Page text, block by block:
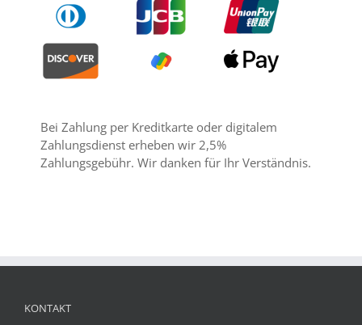
Bei Zahlung per Kreditkarte oder digitalem
Zahlungsdienst erheben wir 2,5%
Zahlungsgebühr. Wir danken für Ihr Verständnis.
KONTAKT